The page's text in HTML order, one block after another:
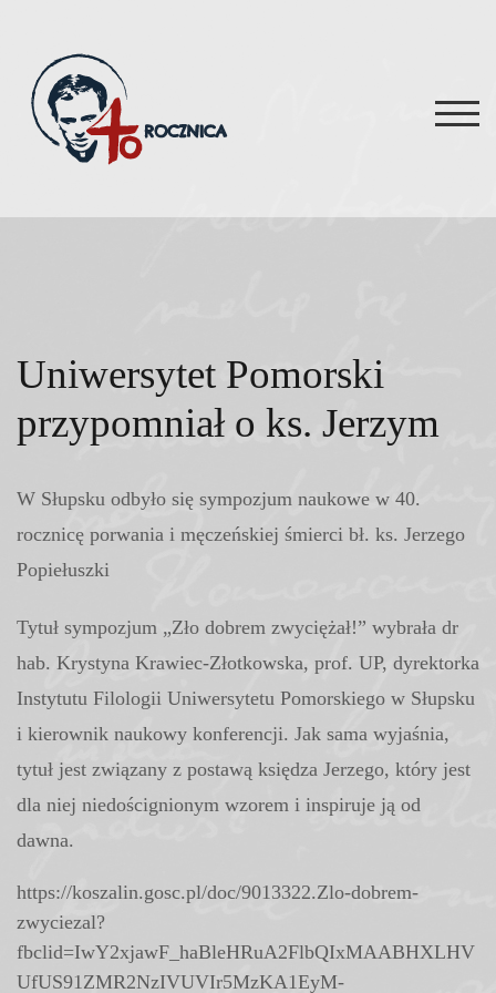
content
Uniwersytet Pomorski
przypomniał o ks. Jerzym
W Słupsku odbyło się sympozjum naukowe w 40.
rocznicę porwania i męczeńskiej śmierci bł. ks. Jerzego
Popiełuszki
Tytuł sympozjum „Zło dobrem zwyciężał!” wybrała dr
hab. Krystyna Krawiec-Złotkowska, prof. UP, dyrektorka
Instytutu Filologii Uniwersytetu Pomorskiego w Słupsku
i kierownik naukowy konferencji. Jak sama wyjaśnia,
tytuł jest związany z postawą księdza Jerzego, który jest
dla niej niedoścignionym wzorem i inspiruje ją od
dawna.
https://koszalin.gosc.pl/doc/9013322.Zlo-dobrem-
zwyciezal?
fbclid=IwY2xjawF_haBleHRuA2FlbQIxMAABHXLHV
UfUS91ZMR2NzIVUVIr5MzKA1EyM-